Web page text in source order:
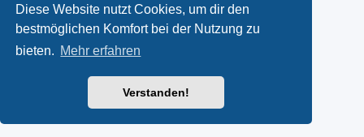
Diese Website nutzt Cookies, um dir den
bestmöglichen Komfort bei der Nutzung zu
bieten. Mehr erfahren
Verstanden!